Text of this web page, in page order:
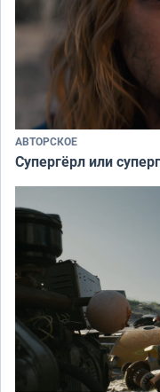
АВТОРСКОЕ
Супергёрл или